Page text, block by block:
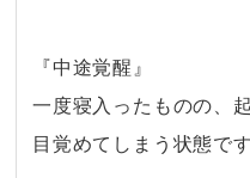
『中途覚醒』
一度寝入ったものの、
目覚めてしまう状態です